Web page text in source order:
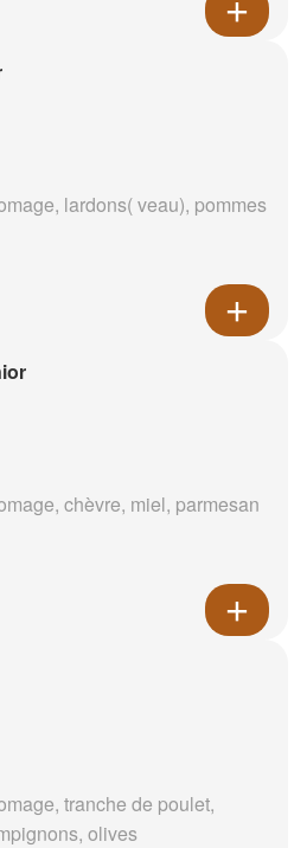
lardons( veau), pommes
chèvre, miel, parmesan
tranche de poulet,
olives